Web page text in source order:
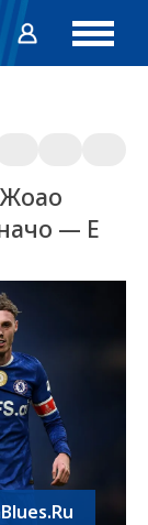
— E